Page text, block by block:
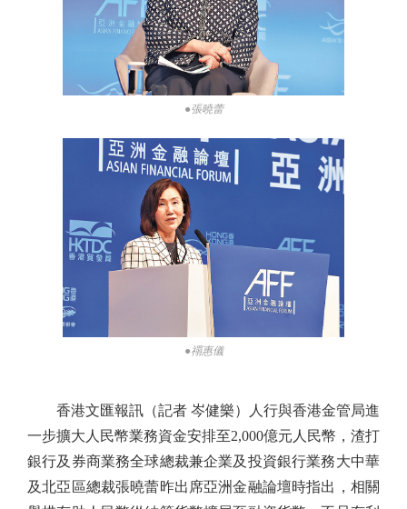
●張曉蕾
●禤惠儀
香港文匯報訊（記者 岑健樂）人行與香港金管局進
一步擴大人民幣業務資金安排至2,000億元人民幣，渣打
銀行及券商業務全球總裁兼企業及投資銀行業務大中華
及北亞區總裁張曉蕾昨出席亞洲金融論壇時指出，相關